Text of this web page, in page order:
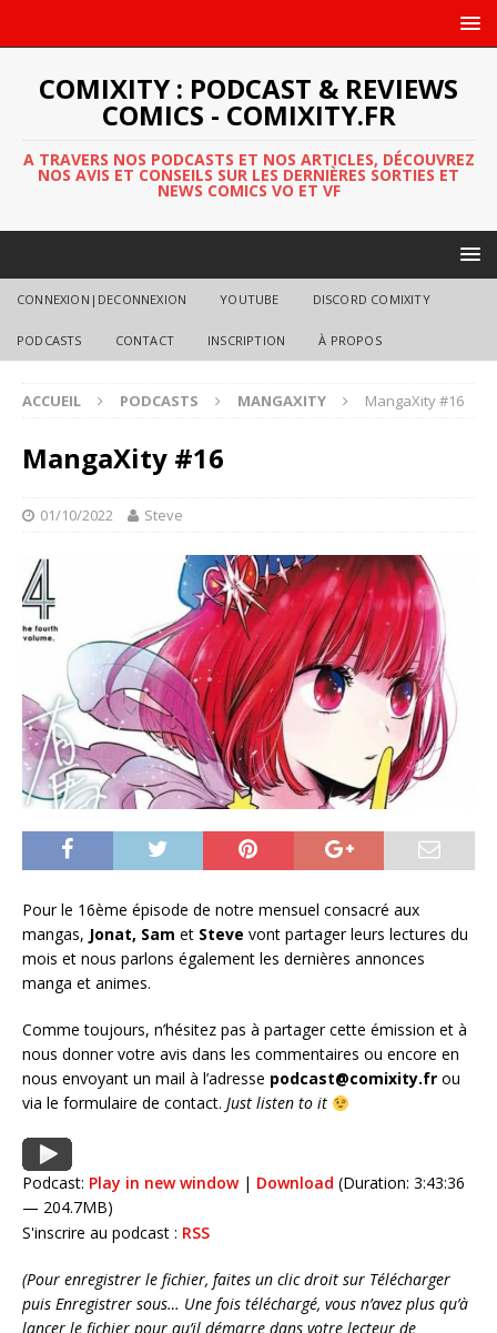
COMIXITY : PODCAST & REVIEWS
COMICS - COMIXITY.FR
A TRAVERS NOS PODCASTS ET NOS ARTICLES, DÉCOUVREZ
NOS AVIS ET CONSEILS SUR LES DERNIÈRES SORTIES ET
NEWS COMICS VO ET VF
CONNEXION|DECONNEXION YOUTUBE DISCORD COMIXITY
PODCASTS CONTACT INSCRIPTION À PROPOS
ACCUEIL PODCASTS MANGAXITY MangaXity #16
MangaXity #16
01/10/2022 Steve
Pour le 16ème épisode de notre mensuel consacré aux
mangas, Jonat, Sam et Steve vont partager leurs lectures du
mois et nous parlons également les dernières annonces
manga et animes.
Comme toujours, n’hésitez pas à partager cette émission et à
nous donner votre avis dans les commentaires ou encore en
nous envoyant un mail à l’adresse podcast@comixity.fr ou
via le formulaire de contact. Just listen to it
Podcast: Play in new window| Download (Duration: 3:43:36
— 204.7MB)
S'inscrire au podcast : RSS
(Pour enregistrer le fichier, faites un clic droit sur Télécharger
puis Enregistrer sous… Une fois téléchargé, vous n’avez plus qu’à
lancer le fichier pour qu’il démarre dans votre lecteur de